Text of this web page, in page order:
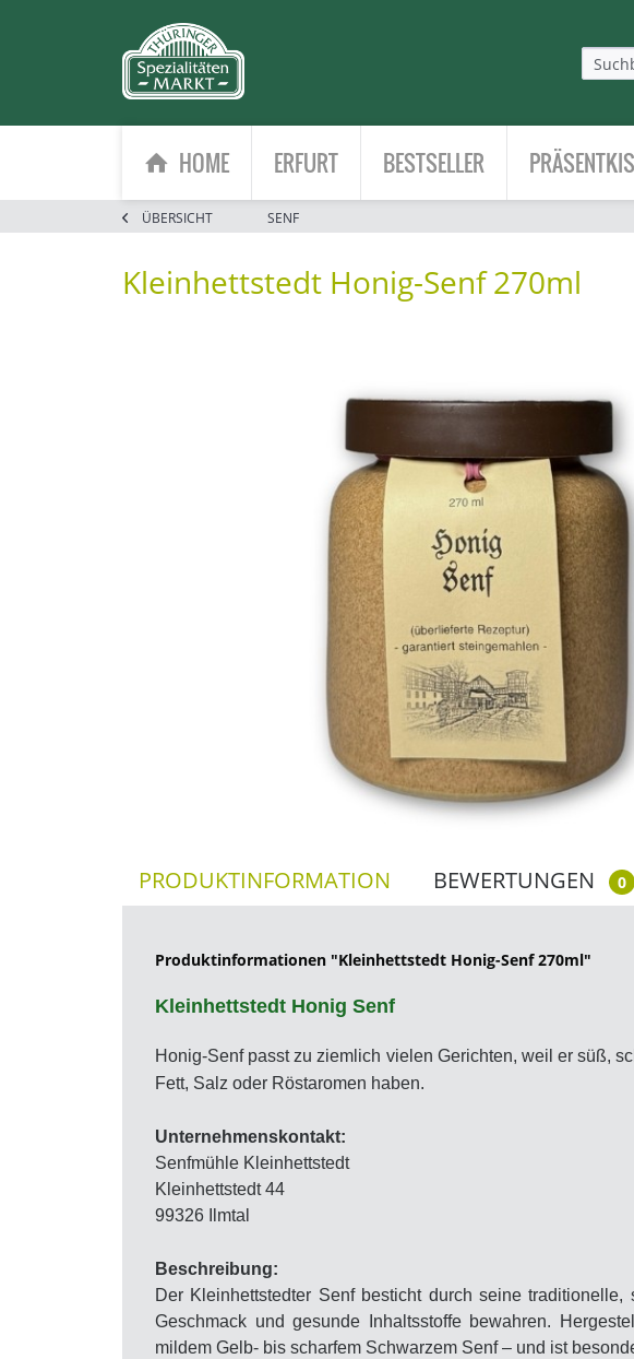
HOME ERFURT BESTSELLER
ÜBERSICHT SENF
Kleinhettstedt Honig-Senf 270ml
PRODUKTINFORMATION BEWERTUNGEN 0
Produktinformationen "Kleinhettstedt Honig-Senf 270ml"
Kleinhettstedt Honig Senf
Honig-Senf passt zu ziemlich vielen Gerichten, weil er süß,
Fett, Salz oder Röstaromen haben.
Unternehmenskontakt:
Senfmühle Kleinhettstedt
Kleinhettstedt 44
99326 Ilmtal
Beschreibung:
Der Kleinhettstedter Senf besticht durch seine
Geschmack und gesunde Inhaltsstoffe bewahren.
mildem Gelb- bis scharfem Schwarzem Senf – und ist